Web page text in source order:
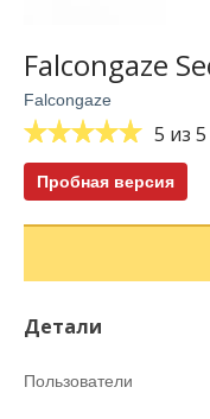
Falcongaze
Falcongaze
5 из 5
Пробная версия
Детали
Пользователи